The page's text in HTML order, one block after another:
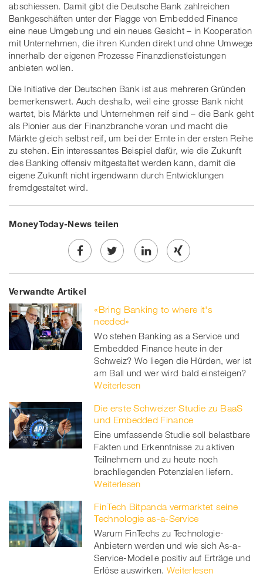
abschiessen. Damit gibt die Deutsche Bank zahlreichen
Bankgeschäften unter der Flagge von Embedded Finance
eine neue Umgebung und ein neues Gesicht – in Kooperation
mit Unternehmen, die ihren Kunden direkt und ohne Umwege
innerhalb der eigenen Prozesse Finanzdienstleistungen
anbieten wollen.
Die Initiative der Deutschen Bank ist aus mehreren Gründen
bemerkenswert. Auch deshalb, weil eine grosse Bank nicht
wartet, bis Märkte und Unternehmen reif sind – die Bank geht
als Pionier aus der Finanzbranche voran und macht die
Märkte gleich selbst reif, um bei der Ernte in der ersten Reihe
zu stehen. Ein interessantes Beispiel dafür, wie die Zukunft
des Banking offensiv mitgestaltet werden kann, damit die
eigene Zukunft nicht irgendwann durch Entwicklungen
fremdgestaltet wird.
MoneyToday-News teilen
Share
on
Facebook
Twe
on
twitt
er
Share
linkedin
Share
Xing
Verwandte Artikel
«Bring Banking to where it's
needed»
Wo stehen Banking as a Service und
Embedded Finance heute in der
Schweiz? Wo liegen die Hürden, wer ist
am Ball und wer wird bald einsteigen?
Weiterlesen
Die erste Schweizer Studie zu BaaS
und Embedded Finance
Eine umfassende Studie soll belastbare
Fakten und Erkenntnisse zu aktiven
Teilnehmern und zu heute noch
brachliegenden Potenzialen liefern.
Weiterlesen
FinTech Bitpanda vermarktet seine
Technologie as-a-Service
Warum FinTechs zu Technologie-
Anbietern werden und wie sich As-a-
Service-Modelle positiv auf Erträge und
Erlöse auswirken. Weiterlesen